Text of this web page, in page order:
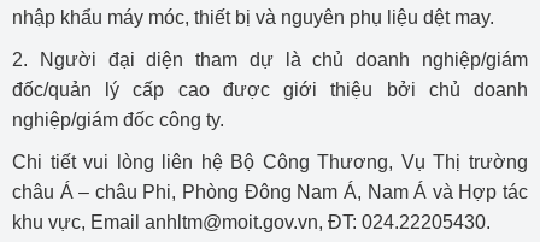
nhập khẩu máy móc, thiết bị và nguyên phụ liệu dệt may.
2. Người đại diện tham dự là chủ doanh nghiệp/giám
đốc/quản lý cấp cao được giới thiệu bởi chủ doanh
nghiệp/giám đốc công ty.
Chi tiết vui lòng liên hệ Bộ Công Thương, Vụ Thị trường
châu Á – châu Phi, Phòng Đông Nam Á, Nam Á và Hợp tác
khu vực, Email anhltm@moit.gov.vn, ĐT: 024.22205430.